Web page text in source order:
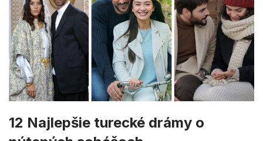
12 Najlepšie turecké drámy o